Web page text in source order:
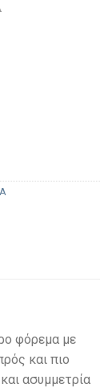
φόρεμα με
και πιο
ασυμμετρία